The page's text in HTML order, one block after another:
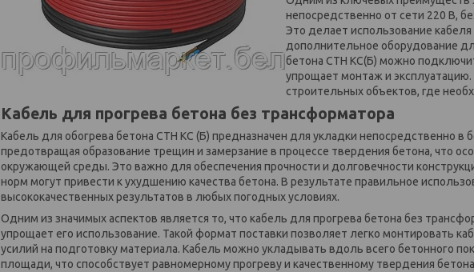
непосредственно от сети 220 В,
Это делает использование
дополнительное оборудование
бетона СТН КС(Б) можно
упрощает монтаж и
строительных объектов, где
Кабель для прогрева бетона без трансформатора
Кабель для обогрева бетона СТН КС (Б) предназначен для укладки непосредственно в
предотвращая образование трещин и замерзание в процессе твердения бетона, что
окружающей среды. Это важно для обеспечения прочности и долговечности
норм могут привести к ухудшению качества бетона. В результате правильное
высококачественных результатов в любых погодных условиях.
Одним из значимых аспектов является то, что кабель для прогрева бетона без
упрощает его использование. Такой формат поставки позволяет легко монтировать
усилий на подготовку материала. Кабель можно укладывать вдоль всего бетонного
площади, что способствует равномерному прогреву и качественному твердения